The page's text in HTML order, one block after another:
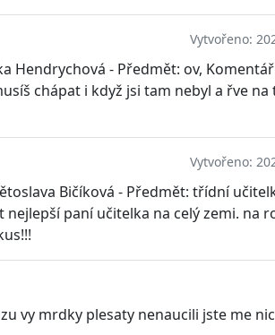
Vytvořeno:
Hendrychová - Předmět: ov,
chápat i když jsi tam nebyl a řve na
Vytvořeno:
Bičíková - Předmět: třídní
paní učitelka na celý zemi. na
vy mrdky plesaty nenaucili jste me